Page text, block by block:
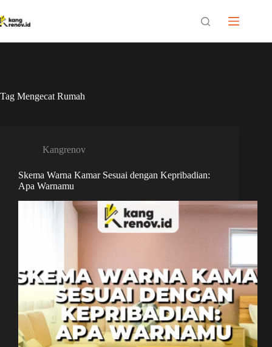
to
content
Tag Mengecat Rumah
Kangrenov
Skema Warna Kamar Sesuai dengan Kepribadian:
Apa Warnamu